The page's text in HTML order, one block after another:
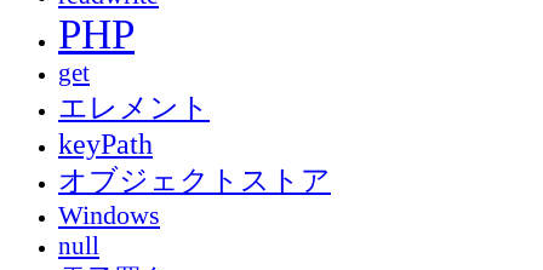
PHP
get
エレメント
keyPath
オブジェクトストア
Windows
null